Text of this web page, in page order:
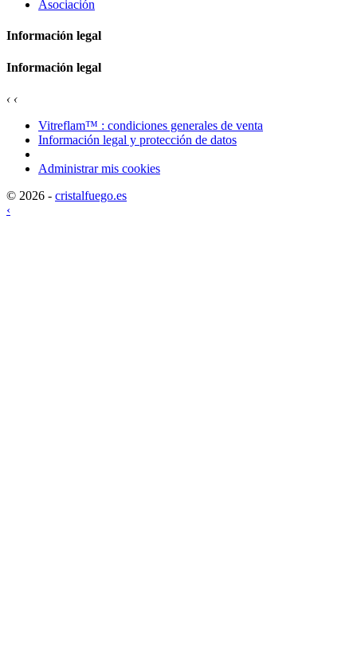
Asociación
Información legal
Información legal
‹ ‹
Vitreflam™ : condiciones generales de venta
Información legal y protección de datos
Administrar mis cookies
© 2026 - cristalfuego.es
‹